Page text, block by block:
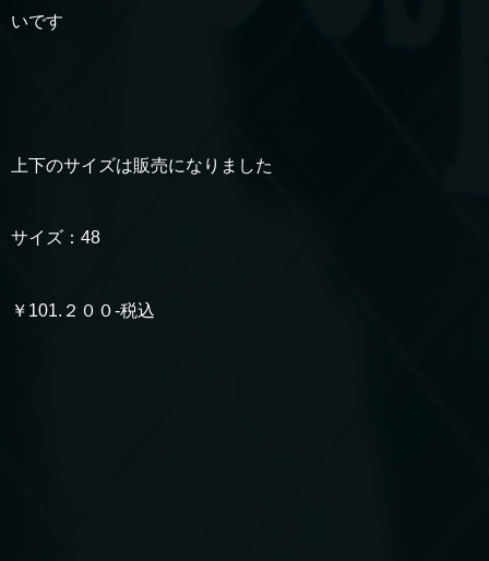
いです
上下のサイズは販売になりました
サイズ：48
￥101.２００-税込